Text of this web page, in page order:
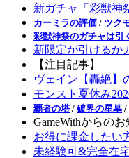
新ガチャ「彩獣神
カーミラの評価 / ツク
彩獣神祭のガチャは引
新限定が引けるか
【注目記事】
ヴェイン【轟絶】
モンスト夏休み
覇者の塔 / 破界の星墓 /
GameWithからの
お得に課金したい
未経験可&完全在